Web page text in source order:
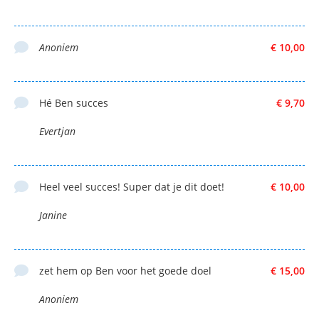
€ 10,00
Anoniem
€ 9,70
Hé Ben succes
Evertjan
€ 10,00
Heel veel succes! Super dat je dit doet!
Janine
€ 15,00
zet hem op Ben voor het goede doel
Anoniem